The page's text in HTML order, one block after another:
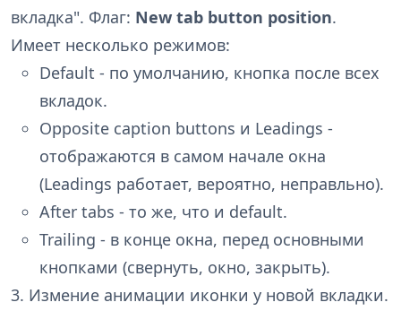
вкладка". Флаг: New tab button position.
Имеет несколько режимов:
Default - по умолчанию, кнопка после всех
вкладок.
Opposite caption buttons и Leadings -
отображаются в самом начале окна
(Leadings работает, вероятно, неправльно).
After tabs - то же, что и default.
Trailing - в конце окна, перед основными
кнопками (свернуть, окно, закрыть).
3. Измение анимации иконки у новой вкладки.